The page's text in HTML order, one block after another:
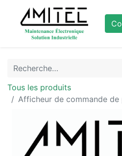
Tous les produits
Afficheur de commande de